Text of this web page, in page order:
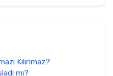
Kılınmaz?
mı?